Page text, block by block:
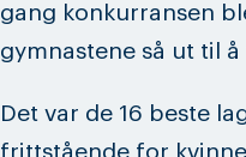
gang konkurransen
gymnastene så ut til
Det var de 16 beste
frittstående for